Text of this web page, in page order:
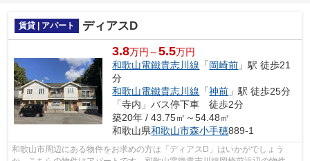
賃貸 | アパート ディアスD
3.8万円～5.5万円
和歌山電鐵貴志川線 「岡崎前 」駅 徒歩21
分
和歌山電鐵貴志川線 「神前 」駅 徒歩25分
「寺内」バス停下車 徒歩2分
築20年 / 43.75㎡～54.48㎡
和歌山県和歌山市森小手穂889-1
和歌山市周辺にある物件をお求めの方は「ディアスD」はいかがでしょう